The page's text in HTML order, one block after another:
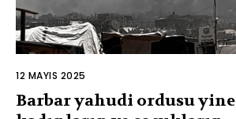
12 MAYIS 2025
Barbar yahudi ordusu yine